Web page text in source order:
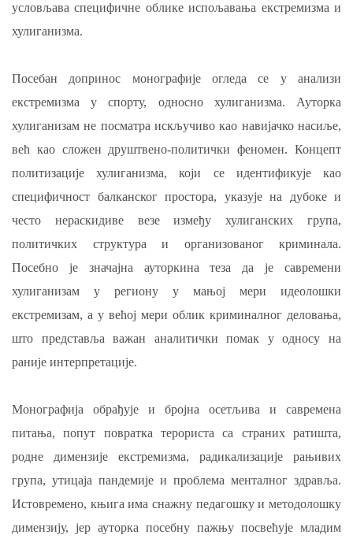
условљава специфичне облике испољавања екстремизма и
хулиганизма.
Посебан допринос монографије огледа се у анализи
екстремизма у спорту, односно хулиганизма. Ауторка
хулиганизам не посматра искључиво као навијачко насиље,
већ као сложен друштвено-политички феномен. Концепт
политизације хулиганизма, који се идентификује као
специфичност балканског простора, указује на дубоке и
често нераскидиве везе између хулиганских група,
политичких структура и организованог криминала.
Посебно је значајна ауторкина теза да је савремени
хулиганизам у региону у мањој мери идеолошки
екстремизам, а у већој мери облик криминалног деловања,
што представља важан аналитички помак у односу на
раније интерпретације.
Монографија обрађује и бројна осетљива и савремена
питања, попут повратка терориста са страних ратишта,
родне димензије екстремизма, радикализације рањивих
група, утицаја пандемије и проблема менталног здравља.
Истовремено, књига има снажну педагошку и методолошку
димензију, јер ауторка посебну пажњу посвећује младим